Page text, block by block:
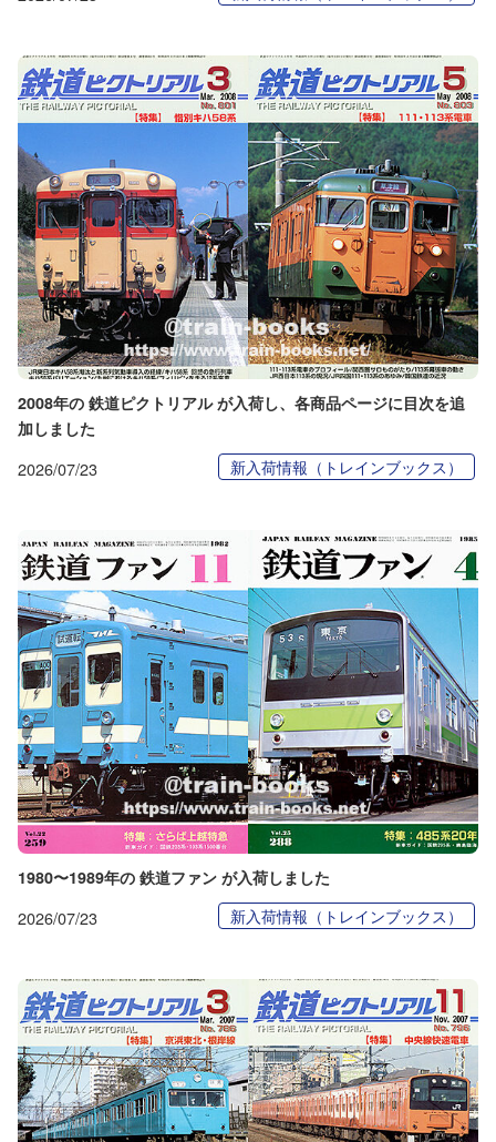
2008年の 鉄道ピクトリアル が入荷し、各商品ページに目次を追
加しました
2026/07/23 新入荷情報（トレインブックス）
1980〜1989年の 鉄道ファン が入荷しました
2026/07/23 新入荷情報（トレインブックス）